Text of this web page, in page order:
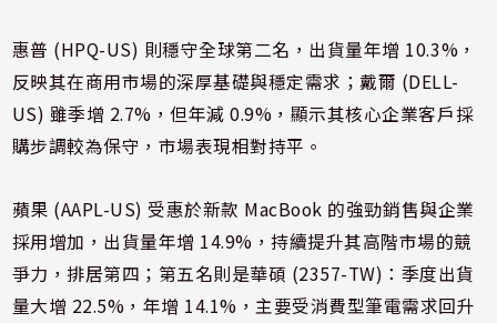
惠普 (HPQ-US) 則穩守全球第二名，出貨量年增 10.3%，
反映其在商用市場的深厚基礎與穩定需求；戴爾 (DELL-
US) 雖季增 2.7%，但年減 0.9%，顯示其核心企業客戶採
購步調較為保守，市場表現相對持平。
蘋果 (AAPL-US) 受惠於新款 MacBook 的強勁銷售與企業
採用增加，出貨量年增 14.9%，持續提升其高階市場的競
爭力，排居第四；第五名則是華碩 (2357-TW)：季度出貨
量大增 22.5%，年增 14.1%，主要受消費型筆電需求回升